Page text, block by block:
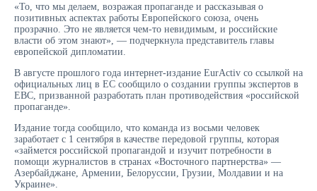
«То, что мы делаем, возражая пропаганде и рассказывая о
позитивных аспектах работы Европейского союза, очень
прозрачно. Это не является чем-то невидимым, и российские
власти об этом знают», — подчеркнула представитель главы
европейской дипломатии.
В августе прошлого года интернет-издание EurActiv со ссылкой на
официальных лиц в ЕС сообщило о создании группы экспертов в
ЕВС, призванной разработать план противодействия «российской
пропаганде».
Издание тогда сообщило, что команда из восьми человек
заработает с 1 сентября в качестве передовой группы, которая
«займется российской пропагандой и изучит потребности в
помощи журналистов в странах «Восточного партнерства» —
Азербайджане, Армении, Белоруссии, Грузии, Молдавии и на
Украине».